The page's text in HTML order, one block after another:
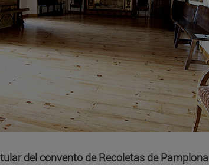
del convento de Recoletas de Pamplona